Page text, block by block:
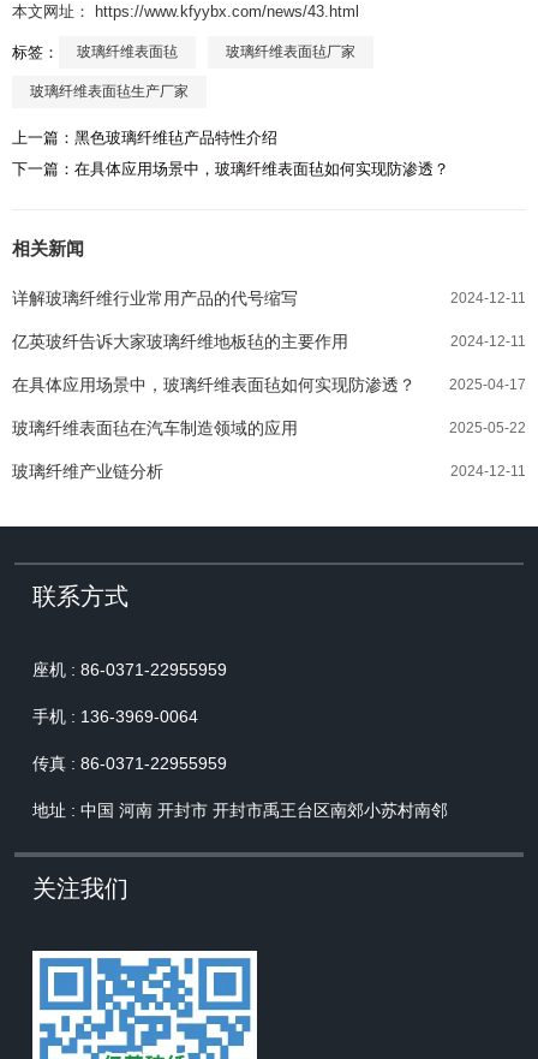
本文网址： https://www.kfyybx.com/news/43.html
标签： 玻璃纤维表面毡 玻璃纤维表面毡厂家
玻璃纤维表面毡生产厂家
上一篇： 黑色玻璃纤维毡产品特性介绍
下一篇： 在具体应用场景中，玻璃纤维表面毡如何实现防渗透？
相关新闻
2024-12-11
详解玻璃纤维行业常用产品的代号缩写
2024-12-11
亿英玻纤告诉大家玻璃纤维地板毡的主要作用
2025-04-17
在具体应用场景中，玻璃纤维表面毡如何实现防渗透？
2025-05-22
玻璃纤维表面毡在汽车制造领域的应用
2024-12-11
玻璃纤维产业链分析
联系方式
座机 : 86-0371-22955959
手机 : 136-3969-0064
传真 : 86-0371-22955959
地址 : 中国 河南 开封市 开封市禹王台区南郊小苏村南邻
关注我们